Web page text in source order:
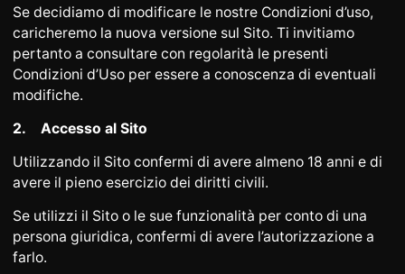
INDUSTRIALI
INVESTIRE
VALUTAZIONE
NEGOZIO
NOTIZIE
DA SAPERE
ORO POSTALE
ACCESSORI DI LUSSO
STATO
CONTATTI
JOBS
INFORMATIVA SULLA
PRIVACY
Se decidiamo di modificare le nostre Condizioni d’uso,
caricheremo la nuova versione sul Sito. Ti invitiamo
pertanto a consultare con regolarità le presenti
Condizioni d’Uso per essere a conoscenza di eventuali
modifiche.
2.
Accesso al Sito
Utilizzando il Sito confermi di avere almeno 18 anni e di
avere il pieno esercizio dei diritti civili.
Se utilizzi il Sito o le sue funzionalità per conto di una
persona giuridica, confermi di avere l’autorizzazione a
farlo.